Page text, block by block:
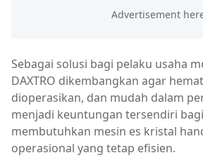
Sebagai solusi bagi pelaku usaha
DAXTRO dikembangkan agar
dioperasikan, dan mudah dalam
menjadi keuntungan tersendiri
membutuhkan mesin es kristal
operasional yang tetap efisien.